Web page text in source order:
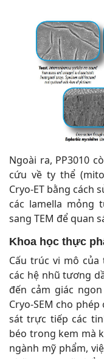
Ngoài ra, PP3010
cứu về ty thể
Cryo-ET bằng cách
các lamella mỏng
sang TEM để quan
Khoa học thực
Cấu trúc vi mô
các hệ nhũ tương
đến cảm giác
Cryo-SEM cho
sát trực tiếp các
béo trong kem mà
ngành mỹ phẩm,